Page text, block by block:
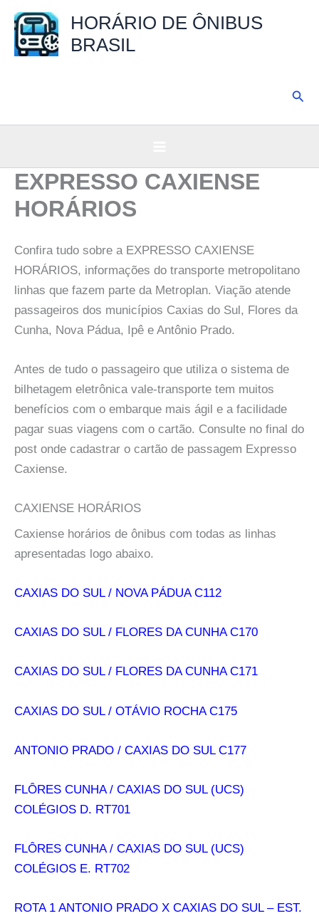
para
HORÁRIO DE ÔNIBUS
BRASIL
EXPRESSO CAXIENSE
HORÁRIOS
Confira tudo sobre a EXPRESSO CAXIENSE
HORÁRIOS, informações do transporte metropolitano
linhas que fazem parte da Metroplan. Viação atende
passageiros dos municípios Caxias do Sul, Flores da
Cunha, Nova Pádua, Ipê e Antônio Prado.
Antes de tudo o passageiro que utiliza o sistema de
bilhetagem eletrônica vale-transporte tem muitos
benefícios com o embarque mais ágil e a facilidade
pagar suas viagens com o cartão. Consulte no final do
post onde cadastrar o cartão de passagem Expresso
Caxiense.
CAXIENSE HORÁRIOS
Caxiense horários de ônibus com todas as linhas
apresentadas logo abaixo.
CAXIAS DO SUL / NOVA PÁDUA C112
CAXIAS DO SUL / FLORES DA CUNHA C170
CAXIAS DO SUL / FLORES DA CUNHA C171
CAXIAS DO SUL / OTÁVIO ROCHA C175
ANTONIO PRADO / CAXIAS DO SUL C177
FLÔRES CUNHA / CAXIAS DO SUL (UCS)
COLÉGIOS D. RT701
FLÔRES CUNHA / CAXIAS DO SUL (UCS)
COLÉGIOS E. RT702
ROTA 1 ANTONIO PRADO X CAXIAS DO SUL – EST.